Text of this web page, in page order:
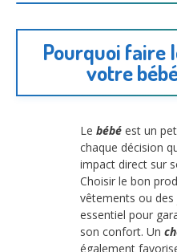
Pourquoi faire
votre
Le bébé est un
chaque décision
impact direct sur
Choisir le bon
vêtements ou
essentiel pour
son confort. Un
également